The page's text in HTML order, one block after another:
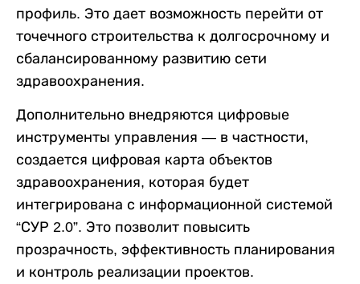
профиль. Это дает возможность перейти от
точечного строительства к долгосрочному и
сбалансированному развитию сети
здравоохранения.
Дополнительно внедряются цифровые
инструменты управления — в частности,
создается цифровая карта объектов
здравоохранения, которая будет
интегрирована с информационной системой
“СУР 2.0”. Это позволит повысить
прозрачность, эффективность планирования
и контроль реализации проектов.